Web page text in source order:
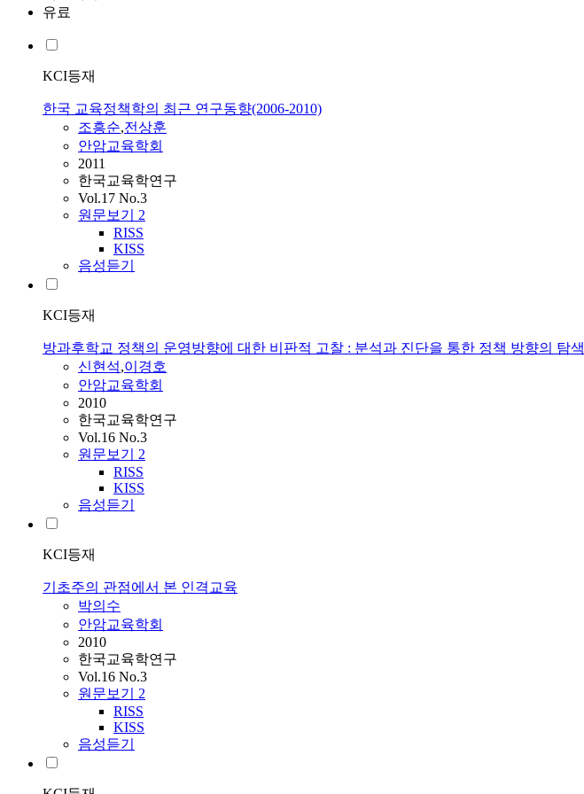
유료
KCI등재
한국 교육정책학의 최근 연구동향(2006-2010)
조흥순,전상훈
안암교육학회
2011
한국교육학연구
Vol.17 No.3
원문보기 2
RISS
KISS
음성듣기
KCI등재
방과후학교 정책의 운영방향에 대한 비판적 고찰 : 분석과 진단을 통한 정책 방향의 탐색
신현석,이경호
안암교육학회
2010
한국교육학연구
Vol.16 No.3
원문보기 2
RISS
KISS
음성듣기
KCI등재
기초주의 관점에서 본 인격교육
박의수
안암교육학회
2010
한국교육학연구
Vol.16 No.3
원문보기 2
RISS
KISS
음성듣기